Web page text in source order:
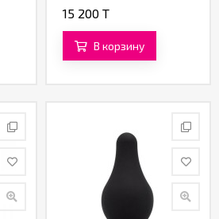
темно-бежевый (17,6
15 200 T
В корзину